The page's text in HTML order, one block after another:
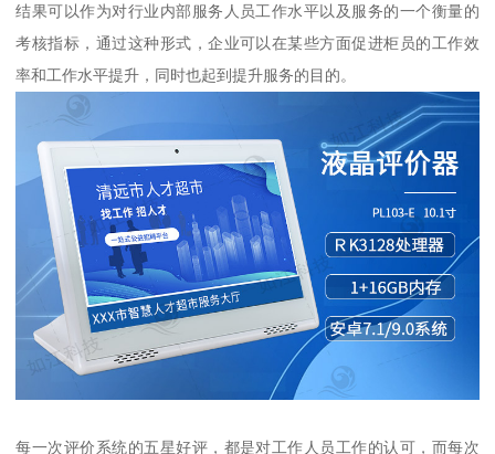
结果可以作为对行业内部服务人员工作水平以及服务的一个衡量的
考核指标，通过这种形式，企业可以在某些方面促进柜员的工作效
率和工作水平提升，同时也起到提升服务的目的。
每一次评价系统的五星好评，都是对工作人员工作的认可，而每次